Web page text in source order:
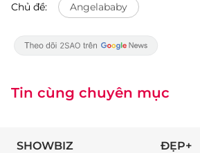
Chủ đề: Angelababy
Tin cùng chuyên mục
SHOWBIZ ĐẸP+